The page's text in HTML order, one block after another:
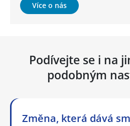
Více o nás
Podívejte se i na
podobným
Změna, která dává